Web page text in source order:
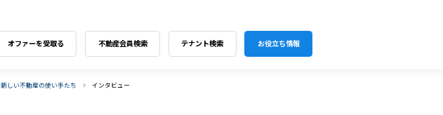
オファーを受取る 不動産会員検索 テナント検索 お役立ち情報
新しい不動産の使い手たち インタビュー